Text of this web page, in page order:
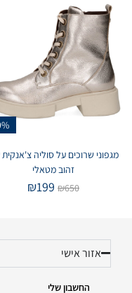
מגפוני שרוכים על סוליה צ'אנקית
זהוב מטאלי
₪650
₪199
אזור אישי
החשבון שלי